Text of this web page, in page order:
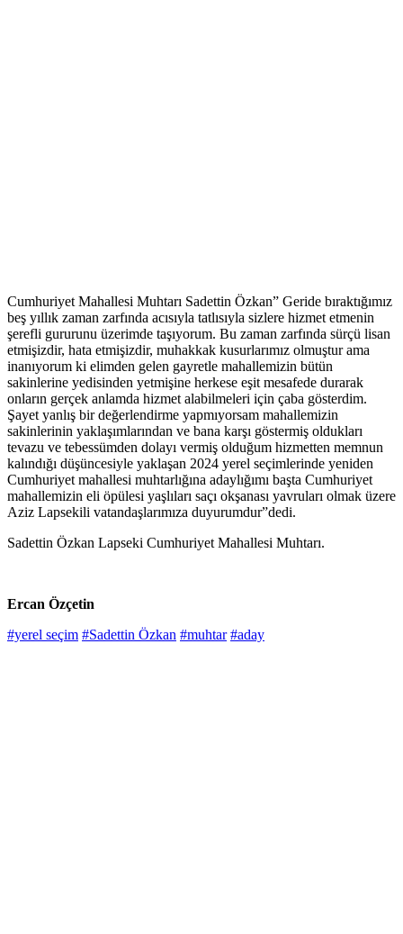
Cumhuriyet Mahallesi Muhtarı Sadettin Özkan” Geride bıraktığımız
beş yıllık zaman zarfında acısıyla tatlısıyla sizlere hizmet etmenin
şerefli gururunu üzerimde taşıyorum. Bu zaman zarfında sürçü lisan
etmişizdir, hata etmişizdir, muhakkak kusurlarımız olmuştur ama
inanıyorum ki elimden gelen gayretle mahallemizin bütün
sakinlerine yedisinden yetmişine herkese eşit mesafede durarak
onların gerçek anlamda hizmet alabilmeleri için çaba gösterdim.
Şayet yanlış bir değerlendirme yapmıyorsam mahallemizin
sakinlerinin yaklaşımlarından ve bana karşı göstermiş oldukları
tevazu ve tebessümden dolayı vermiş olduğum hizmetten memnun
kalındığı düşüncesiyle yaklaşan 2024 yerel seçimlerinde yeniden
Cumhuriyet mahallesi muhtarlığına adaylığımı başta Cumhuriyet
mahallemizin eli öpülesi yaşlıları saçı okşanası yavruları olmak üzere
Aziz Lapsekili vatandaşlarımıza duyurumdur”dedi.
Sadettin Özkan Lapseki Cumhuriyet Mahallesi Muhtarı.
Ercan Özçetin
#yerel seçim #Sadettin Özkan #muhtar #aday